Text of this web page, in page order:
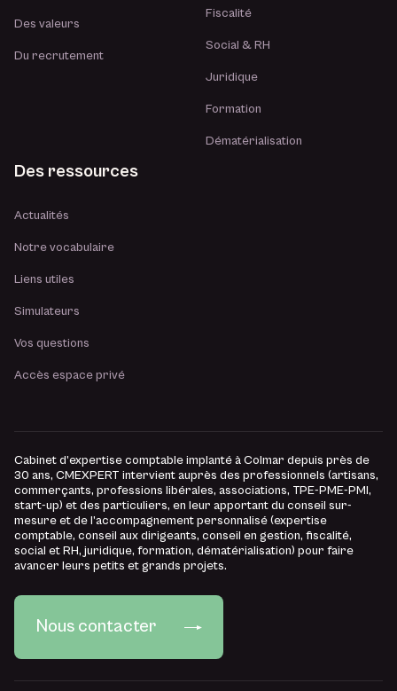
Des valeurs
Du recrutement
Fiscalité
Social & RH
Juridique
Formation
Dématérialisation
Des ressources
Actualités
Notre vocabulaire
Liens utiles
Simulateurs
Vos questions
Accès espace privé
Cabinet d’expertise comptable implanté à Colmar depuis près de
30 ans, CMEXPERT intervient auprès des professionnels (artisans,
commerçants, professions libérales, associations, TPE-PME-PMI,
start-up) et des particuliers, en leur apportant du conseil sur-
mesure et de l’accompagnement personnalisé (expertise
comptable, conseil aux dirigeants, conseil en gestion, fiscalité,
social et RH, juridique, formation, dématérialisation) pour faire
avancer leurs petits et grands projets.
Nous contacter